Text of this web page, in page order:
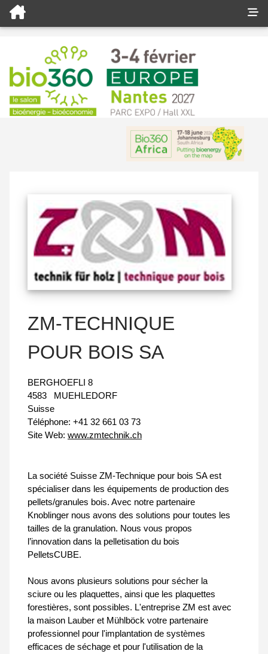
ZM-TECHNIQUE
POUR BOIS SA
BERGHOEFLI 8
4583
MUEHLEDORF
Suisse
Téléphone: +41 32 661 03 73
Site Web: www.zmtechnik.ch
La société Suisse ZM-Technique pour bois SA est
spécialiser dans les équipements de production des
pellets/granules bois. Avec notre partenaire
Knoblinger nous avons des solutions pour toutes les
tailles de la granulation. Nous vous propos
l’innovation dans la pelletisation du bois
PelletsCUBE.
Nous avons plusieurs solutions pour sécher la
sciure ou les plaquettes, ainsi que les plaquettes
forestières, sont possibles. L'entreprise ZM est avec
la maison Lauber et Mühlböck votre partenaire
professionnel pour l'implantation de systèmes
efficaces de séchage et pour l'utilisation de la